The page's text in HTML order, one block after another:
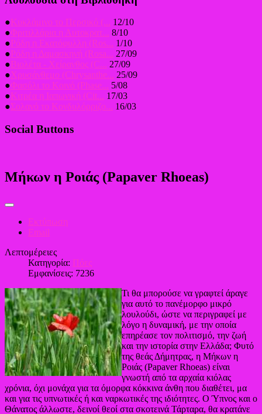
●Κυκλάμινο το Περσικό (... 12/10
●Φριτιλλάρια η Αυτοκρατ... 8/10
●Ρόδη η Εκατόφυλλη (Ros... 1/10
●Ρόδη η Δαμασκηνή (Rosa... 27/09
●Βιολέτα - Χείρανθος (C... 27/09
●Χρυσάνθεμο (Chrysanthe... 25/09
●Φασόλι το Κοινό (Phase... 5/08
●Κιτρέα η Ιαπωνική (Cit... 17/03
●Σολανό το Κονδυλόρριζο... 16/03
Social Buttons
Μήκων η Ροιάς (Papaver Rhoeas)
Εκτύπωση
Email
Λεπτομέρειες
Κατηγορία: Πόες
Εμφανίσεις: 7236
Τι θα μπορούσε να γραφτεί άραγε
για αυτό το πανέμορφο μικρό
λουλούδι, ώστε να περιγραφεί με
λόγο η δυναμική, με την οποία
επηρέασε τον πολιτισμό, την ζωή
και την ιστορία στην Ελλάδα; Φυτό
της θεάς Δήμητρας, η Μήκων η
Ροιάς (Papaver Rhoeas) είναι
γνωστή από τα αρχαία κιόλας
χρόνια, όχι μονάχα για τα όμορφα κόκκινα άνθη που διαθέτει, μα
και για τις υπνωτικές ή και ναρκωτικές της ιδιότητες. Ο Ύπνος και ο
Θάνατος άλλωστε, δεινοί θεοί στα σκοτεινά Τάρταρα, θα κρατάνε